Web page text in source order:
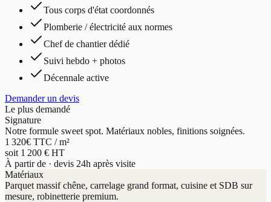
Tous corps d'état coordonnés
Plomberie / électricité aux normes
Chef de chantier dédié
Suivi hebdo + photos
Décennale active
Demander un devis
Le plus demandé
Signature
Notre formule sweet spot. Matériaux nobles, finitions soignées.
1 320€ TTC / m²
soit 1 200 € HT
À partir de · devis 24h après visite
Matériaux
Parquet massif chêne, carrelage grand format, cuisine et SDB sur
mesure, robinetterie premium.